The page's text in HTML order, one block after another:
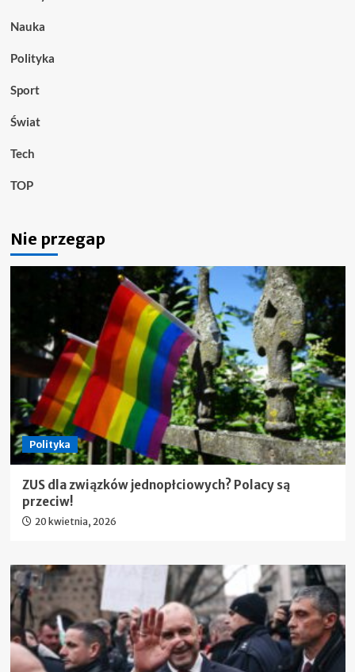
Nauka
Polityka
Sport
Świat
Tech
TOP
Nie przegap
Polityka
ZUS dla związków jednopłciowych? Polacy są
przeciw!
20 kwietnia, 2026